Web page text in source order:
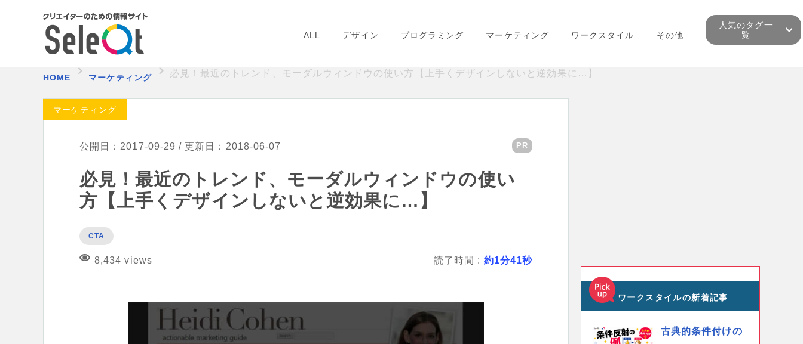
ALL デザイン プログラミング マーケティング ワークスタイル その他
人気のタグ一
覧
HOME マーケティング 必見！最近のトレンド、モーダルウィンドウの使い方【上手くデザインしないと逆効果に…】
マーケティング
公開日：2017-09-29 / 更新日：2018-06-07 PR
必見！最近のトレンド、モーダルウィンドウの使い
方【上手くデザインしないと逆効果に…】
CTA
8,434 views 読了時間 : 約1分41秒
ワークスタイルの新着記事
古典的条件付けの